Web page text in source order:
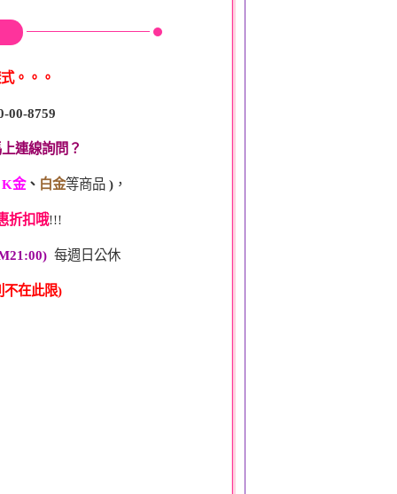
。。。
00-8759
連線詢問？
K金、 白金等商品 ) ，
折扣哦!!!
每週日公休
在此限)